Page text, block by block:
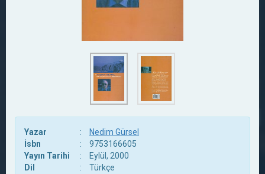
Yazar :
Nedim Gürsel
İsbn
:
9753166605
Yayın Tarihi
:
Eylül, 2000
Dil
:
Türkçe